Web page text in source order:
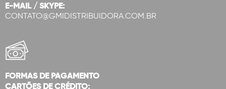
E-MAIL / SKYPE:
CONTATO@GMIDISTRIBUIDORA.COM.BR
FORMAS DE PAGAMENTO
CARTÕES DE CRÉDITO: